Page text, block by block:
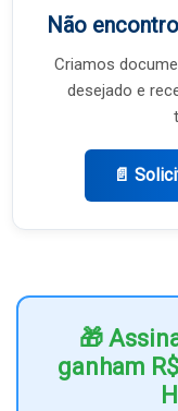
Não
Criamos
desejado e
📄
🎁
ganham